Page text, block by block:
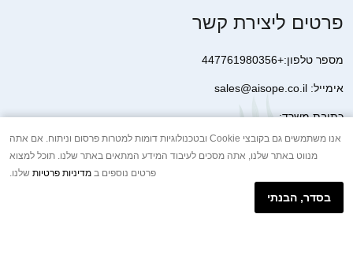
פרטים ליצירת קשר
מספר טלפון:+447761980356
אימייל: sales@aisope.co.il
כתובת משרד:
41 Devonshire Street Ground Floor Office 1 London W1G 7AJ
United Kingdom
+44 7410 2065017
הודעת וואטסאפ באינטרנט
אנו משתמשים גם בקובצי Cookie ובטכנולוגיות דומות למטרות פרסום וניתוח. אם אתה
מנווט באתר שלנו, אתה מסכים לעיבוד המידע המתאים באתר שלנו. תוכל למצוא
פרטים נוספים ב מדיניות פרטיות שלנו.
בסדר, הבנתי